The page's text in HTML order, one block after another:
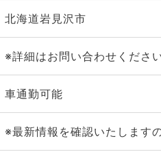
北海道岩見沢市
※詳細はお問い合わせくださ
車通勤可能
※最新情報を確認いたします